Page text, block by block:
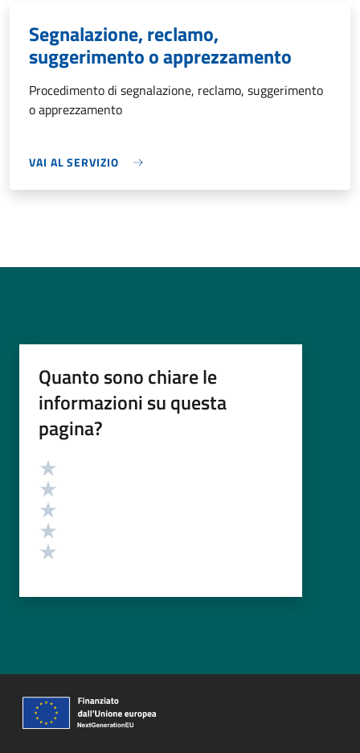
Segnalazione, reclamo,
suggerimento o apprezzamento
Procedimento di segnalazione, reclamo, suggerimento
o apprezzamento
VAI AL SERVIZIO
Quanto sono chiare le
informazioni su questa
pagina?
Valutazione